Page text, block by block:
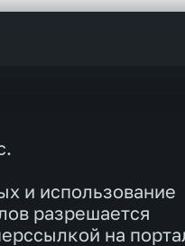
и использование
разрешается
на